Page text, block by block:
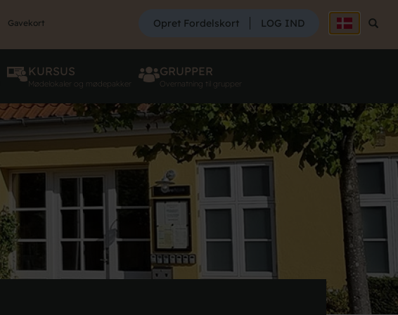
SØG
Søg
Opret Fordelskort LOG IND
Gavekort
KURSUS
Mødelokaler og mødepakker
GRUPPER
Overnatning til grupper